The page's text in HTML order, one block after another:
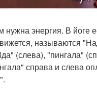
энергия. В йоге
называются
(слева), "пингала"
справа и слева